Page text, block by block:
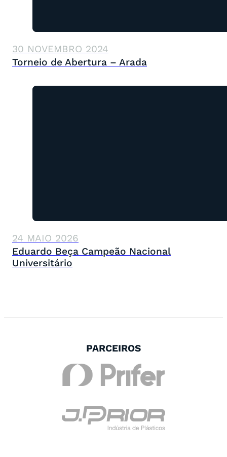
30 NOVEMBRO 2024
Torneio de Abertura – Arada
24 MAIO 2026
Eduardo Beça Campeão Nacional
Universitário
PARCEIROS